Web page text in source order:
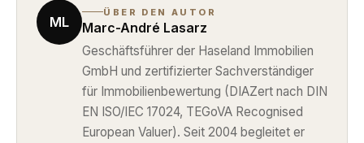
ML
ÜBER DEN AUTOR
Marc-André Lasarz
Geschäftsführer der Haseland Immobilien
GmbH und zertifizierter Sachverständiger
für Immobilienbewertung (DIAZert nach DIN
EN ISO/IEC 17024, TEGoVA Recognised
European Valuer). Seit 2004 begleitet er